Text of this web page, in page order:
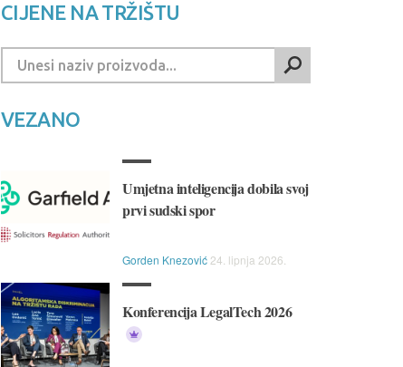
CIJENE NA TRŽIŠTU
VEZANO
Umjetna inteligencija dobila svoj
prvi sudski spor
Gorden Knezović 24. lipnja 2026.
Konferencija LegalTech 2026